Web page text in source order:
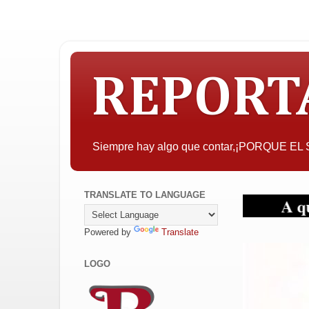
Siempre hay algo que contar,¡PORQUE
A quien pueda
TRANSLATE TO LANGUAGE
Powered by Translate
LOGO